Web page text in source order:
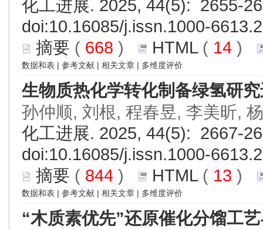
化工进展. 2025, 44(5): 2655-
doi:10.16085/j.issn.1000-
摘要 ( 668 ) HTML( 14 )
数据和表 | 参考文献 | 相关文章 | 多维度评价
生物质热化学转化制备绿氢研
孙仲顺, 刘根, 程春昱, 李美昕,
化工进展. 2025, 44(5): 2667-
doi:10.16085/j.issn.1000-
摘要 ( 844 ) HTML( 13 )
数据和表 | 参考文献 | 相关文章 | 多维度评价
“木质素优先”还原催化分馏工